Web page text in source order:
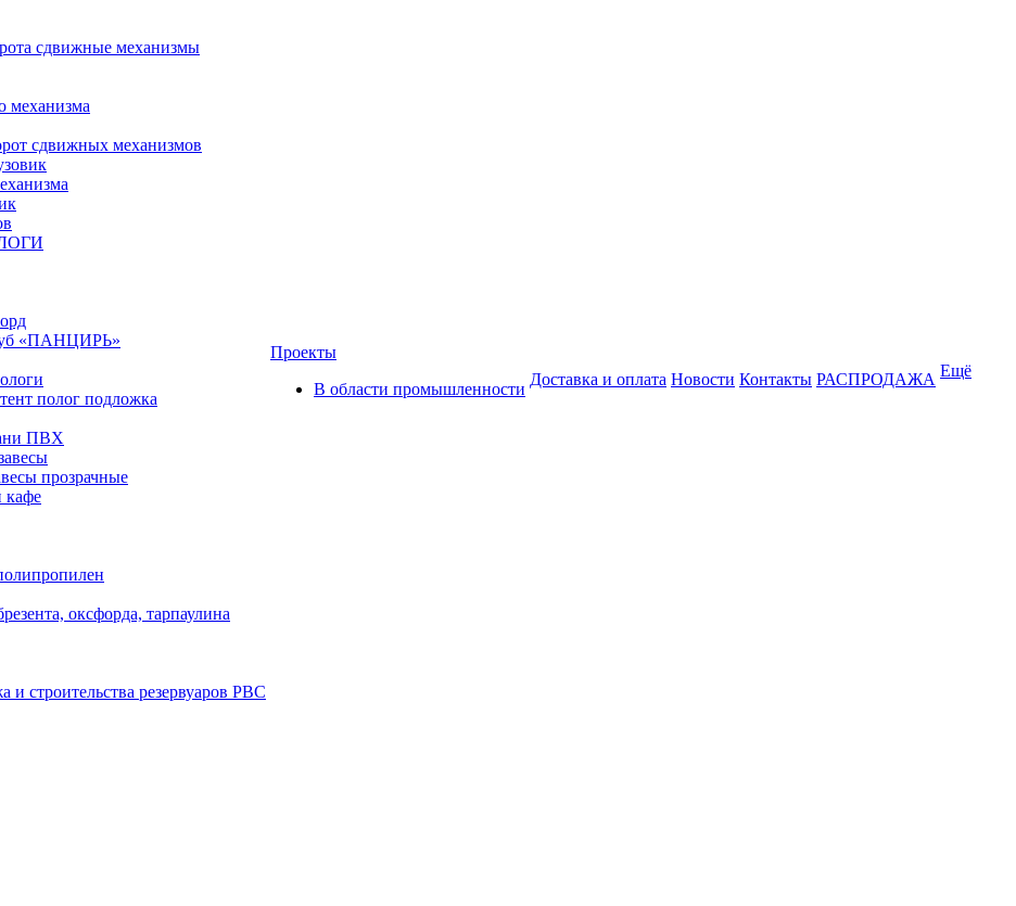
сдвижные механизмы
механизма
сдвижных механизмов
«ПАНЦИРЬ»
полог подложка
ПВХ
прозрачные
кафе
оксфорда, тарпаулина
и строительства резервуаров РВС
Проекты
В области промышленности
Доставка и оплата Новости Контакты РАСПРОДАЖА Ещё